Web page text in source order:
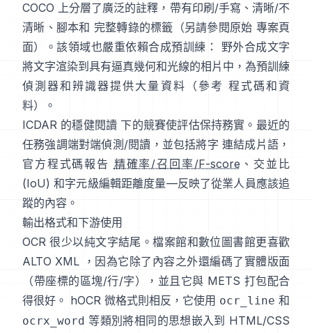
COCO 上分層了廣泛的註釋，帶有印刷/手寫、清晰/不
清晰、腳本和 完整轉錄的標籤（另請參閱原始 專案頁
面）。該領域也嚴重依賴合成預訓練：
野外合成文字
將文字渲染到具有逼真幾何和光線的相片中，為預訓練
偵測器和辨識器提供大量資料（參考 程式碼和資
料）。
ICDAR 的穩健閱讀 下的競賽使評估保持務實。最近的
任務強調端對端偵測/閱讀，並包括將字 連結成片語，
官方程式碼報告 精確率/召回率/F-score 、交並比
(IoU) 和字元級編輯距離度量—反映了從業人員應該追
蹤的內容。
輸出格式和下游使用
OCR 很少以純文字結尾。檔案館和數位圖書館更喜歡
ALTO XML ，因為它除了內容之外還編碼了實體版面
（帶座標的區塊/行/字），並且它與 METS 打包配合
得很好。 hOCR 微格式則相反，它使用 ocr_line 和
ocrx_word 等類別將相同的思想嵌入到 HTML/CSS